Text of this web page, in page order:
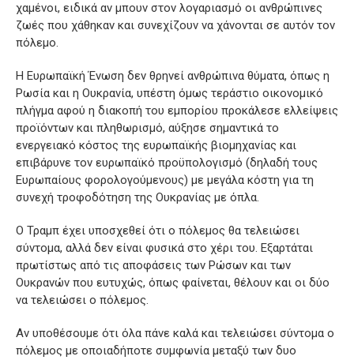
χαμένοι, ειδικά αν μπουν στον λογαριασμό οι ανθρώπινες
ζωές που χάθηκαν και συνεχίζουν να χάνονται σε αυτόν τον
πόλεμο.
Η Ευρωπαϊκή Ένωση δεν θρηνεί ανθρώπινα θύματα, όπως η
Ρωσία και η Ουκρανία, υπέστη όμως τεράστιο οικονομικό
πλήγμα αφού η διακοπή του εμπορίου προκάλεσε ελλείψεις
προϊόντων και πληθωρισμό, αύξησε σημαντικά το
ενεργειακό κόστος της ευρωπαϊκής βιομηχανίας και
επιβάρυνε τον ευρωπαϊκό προϋπολογισμό (δηλαδή τους
Ευρωπαίους φορολογούμενους) με μεγάλα κόστη για τη
συνεχή τροφοδότηση της Ουκρανίας με όπλα.
Ο Τραμπ έχει υποσχεθεί ότι ο πόλεμος θα τελειώσει
σύντομα, αλλά δεν είναι φυσικά στο χέρι του. Εξαρτάται
πρωτίστως από τις αποφάσεις των Ρώσων και των
Ουκρανών που ευτυχώς, όπως φαίνεται, θέλουν και οι δύο
να τελειώσει ο πόλεμος.
Αν υποθέσουμε ότι όλα πάνε καλά και τελειώσει σύντομα ο
πόλεμος με οποιαδήποτε συμφωνία μεταξύ των δυο